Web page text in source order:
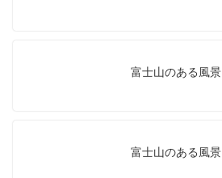
富士山のある風景
富士山のある風景